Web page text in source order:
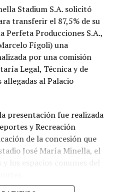
Stadium S.A. solicitó
transferir el 87,5% de su
Perfeta Producciones S.A.,
Fígoli) una
por una comisión
Legal, Técnica y de
al Palacio
presentación fue realizada
y Recreación
de la concesión que
José María Minella, el
los espacios comunes del